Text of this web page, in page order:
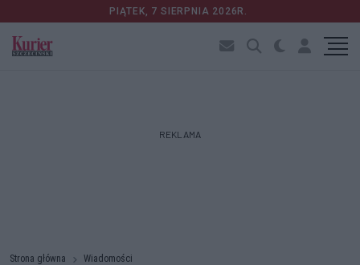
PIĄTEK, 7 SIERPNIA 2026R.
REKLAMA
Strona główna
Wiadomości